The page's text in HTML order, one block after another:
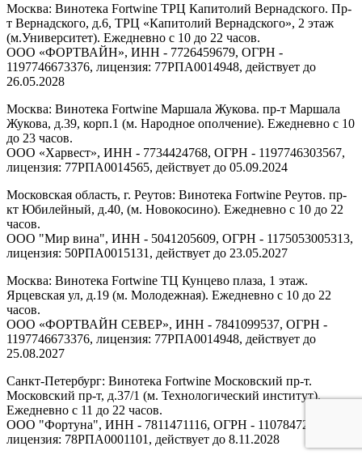
Москва: Винотека Fortwine ТРЦ Капитолий Вернадского. Пр-
т Вернадского, д.6, ТРЦ «Капитолий Вернадского», 2 этаж
(м.Университет). Ежедневно с 10 до 22 часов.
ООО «ФОРТВАЙН», ИНН - 7726459679, ОГРН -
1197746673376, лицензия: 77РПА0014948, действует до
26.05.2028
Москва: Винотека Fortwine Маршала Жукова. пр-т Маршала
Жукова, д.39, корп.1 (м. Народное ополчение). Ежедневно с 10
до 23 часов.
ООО «Харвест», ИНН - 7734424768, ОГРН - 1197746303567,
лицензия: 77РПА0014565, действует до 05.09.2024
Московская область, г. Реутов: Винотека Fortwine Реутов. пр-
кт Юбилейный, д.40, (м. Новокосино). Ежедневно с 10 до 22
часов.
ООО "Мир вина", ИНН - 5041205609, ОГРН - 1175053005313,
лицензия: 50РПА0015131, действует до 23.05.2027
Москва: Винотека Fortwine ТЦ Кунцево плаза, 1 этаж.
Ярцевская ул, д.19 (м. Молодежная). Ежедневно с 10 до 22
часов.
ООО «ФОРТВАЙН СЕВЕР», ИНН - 7841099537, ОГРН -
1197746673376, лицензия: 77РПА0014948, действует до
25.08.2027
Санкт-Петербург: Винотека Fortwine Московский пр-т.
Московский пр-т, д.37/1 (м. Технологический институт).
Ежедневно с 11 до 22 часов.
ООО "Фортуна", ИНН - 7811471116, ОГРН - 1107847277438,
лицензия: 78РПА0001101, действует до 8.11.2028